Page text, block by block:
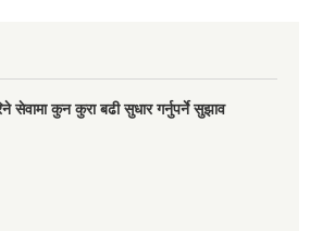
सेवामा कुन कुरा बढी सुधार गर्नुपर्ने सुझाव